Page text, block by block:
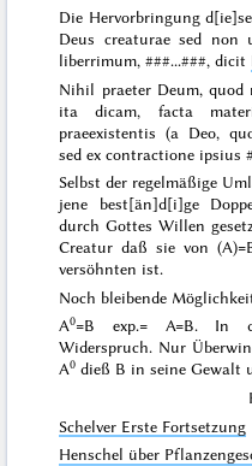
Die Hervorbringung
Deus creaturae sed non
liberrimum,###...###, dicit
Nihil praeter Deum, quod
ita dicam, facta
praeexistentis (a Deo,
sed ex contractione ipsius
Selbst der regelmäßige
jene best[än]d[i]ge
durch Gottes Willen
Creatur daß sie von
versöhnten ist.
Noch bleibende
A0=B exp.= A=B. In
Widerspruch. Nur
A0 dieß B in seine Gewalt
Schelver Erste Fortsetzung
Henschel über